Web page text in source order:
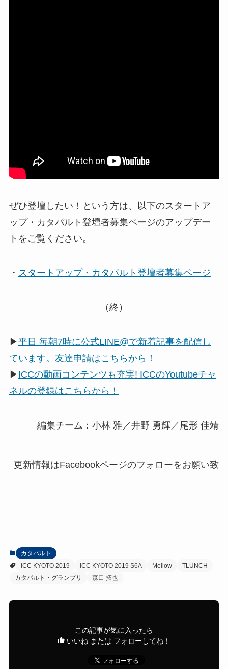
ぜひ登壇したい！という方は、以下のスタートア
ップ・カタパルト登壇者募集ページのアップデー
トをご覧ください。
・ スタートアップ・カタパルト登壇者募集ページ
（終）
▶平日 毎朝7時に公式LINE@で新着記事を配信し
ています。友達申請はこちらから！
▶ ICCの動画コンテンツも充実! ICCのYoutubeチャ
ネルの登録はこちらから！
編集チーム：小林 雅／井野 勇輝／尾形 佳靖
カタパルト
ICC KYOTO 2019
ICC KYOTO 2019 S6A Mellow
TLUNCH
カタパルト・グランプリ
森口 拓也
この記事が気に入ったら
いいね または フォローしてね！